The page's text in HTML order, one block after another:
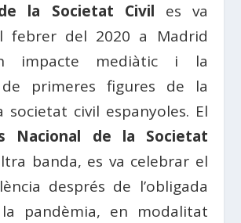
la Societat Civil es va
febrer del 2020 a Madrid
impacte mediàtic i la
de primeres figures de la
societat civil espanyoles. El
Nacional de la Societat
banda, es va celebrar el
després de l’obligada
pandèmia, en modalitat